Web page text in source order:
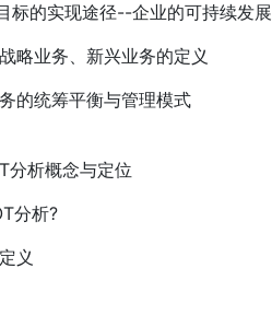
标的实现途径--企业的可持续发展
略业务、新兴业务的定义
的统筹平衡与管理模式
分析概念与定位
分析?
义